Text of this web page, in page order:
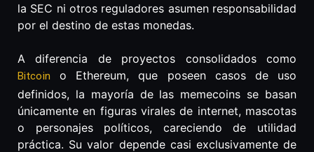
la SEC ni otros reguladores asumen responsabilidad
por el destino de estas monedas.
A diferencia de proyectos consolidados como
Bitcoin
o Ethereum, que poseen casos de uso
definidos, la mayoría de las memecoins se basan
únicamente en figuras virales de internet, mascotas
o personajes políticos, careciendo de utilidad
práctica. Su valor depende casi exclusivamente de